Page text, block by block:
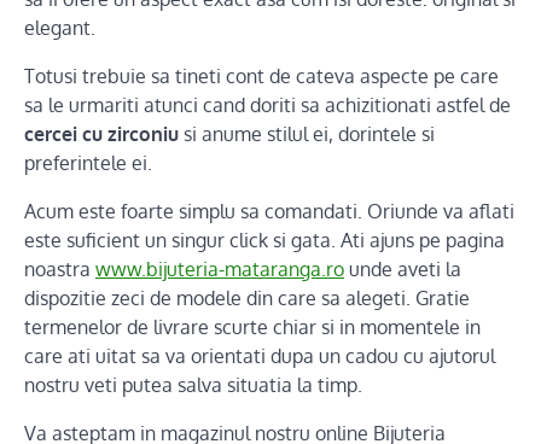
elegant.
Totusi trebuie sa tineti cont de cateva aspecte pe care
sa le urmariti atunci cand doriti sa achizitionati astfel de
cercei cu zirconiu si anume stilul ei, dorintele si
preferintele ei.
Acum este foarte simplu sa comandati. Oriunde va aflati
este suficient un singur click si gata. Ati ajuns pe pagina
noastra www.bijuteria-mataranga.ro unde aveti la
dispozitie zeci de modele din care sa alegeti. Gratie
termenelor de livrare scurte chiar si in momentele in
care ati uitat sa va orientati dupa un cadou cu ajutorul
nostru veti putea salva situatia la timp.
Va asteptam in magazinul nostru online Bijuteria